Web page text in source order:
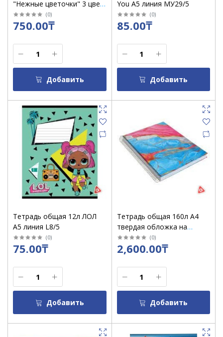
"Нежные цветочки" 3 цвет.
раздел , перфорация , на
гребне клетка 22032
(0)
750.00₸
Добавить
You А5 линия МУ29/5
(0)
85.00₸
Добавить
Тетрадь общая 12л ЛОЛ
А5 линия L8/5
(0)
75.00₸
Добавить
Тетрадь общая 160л А4
твердая обложка на
пружине "Мраморная
коллекция" клетка / 26111
(0)
2,600.00₸
Добавить